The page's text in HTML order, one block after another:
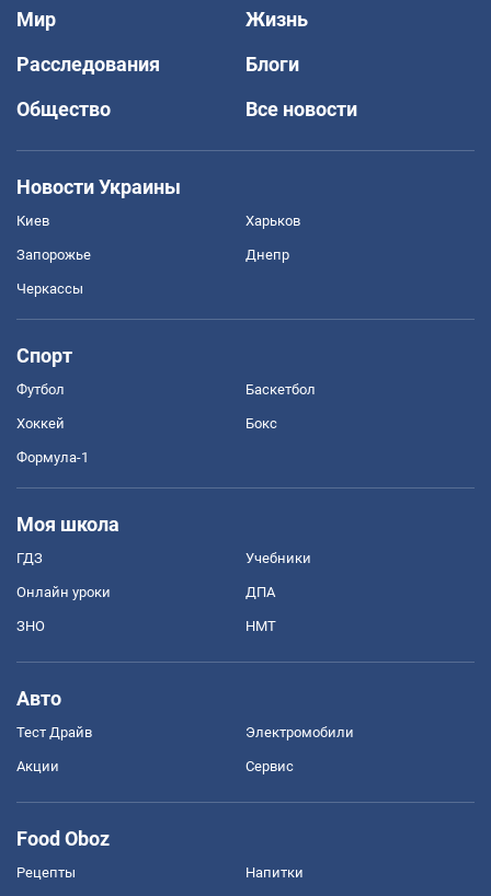
Мир
Жизнь
Расследования
Блоги
Общество
Все новости
Новости Украины
Киев Харьков
Запорожье Днепр
Черкассы
Спорт
Футбол Баскетбол
Хоккей Бокс
Формула-1
Моя школа
ГДЗ Учебники
Онлайн уроки ДПА
ЗНО НМТ
Авто
Тест Драйв Электромобили
Акции Сервис
Food Oboz
Рецепты Напитки